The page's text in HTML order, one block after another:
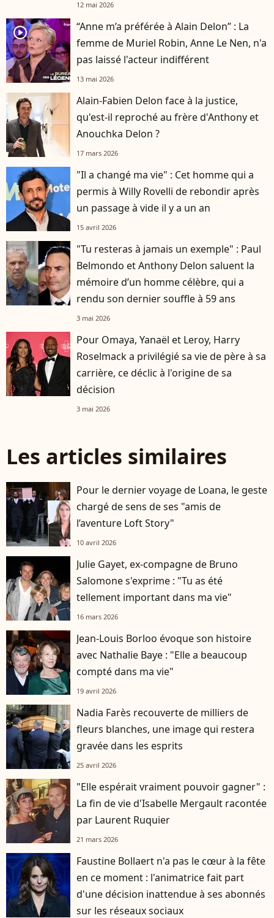
12 mai 2026
player2
“Anne m’a préférée à Alain Delon” : La
femme de Muriel Robin, Anne Le Nen, n'a
pas laissé l'acteur indifférent
13 mai 2026
Alain-Fabien Delon face à la justice,
qu'est-il reproché au frère d'Anthony et
Anouchka Delon ?
17 mars 2026
"Il a changé ma vie" : Cet homme qui a
permis à Willy Rovelli de rebondir après
un passage à vide il y a un an
15 avril 2026
"Tu resteras à jamais un exemple" : Paul
Belmondo et Anthony Delon saluent la
mémoire d’un homme célèbre, qui a
rendu son dernier souffle à 59 ans
3 mai 2026
Pour Omaya, Yanaël et Leroy, Harry
Roselmack a privilégié sa vie de père à sa
carrière, ce déclic à l'origine de sa
décision
3 mai 2026
Les articles similaires
Pour le dernier voyage de Loana, le geste
chargé de sens de ses "amis de
l’aventure Loft Story"
10 avril 2026
Julie Gayet, ex-compagne de Bruno
Salomone s'exprime : "Tu as été
tellement important dans ma vie"
16 mars 2026
Jean-Louis Borloo évoque son histoire
avec Nathalie Baye : "Elle a beaucoup
compté dans ma vie"
19 avril 2026
Nadia Farès recouverte de milliers de
fleurs blanches, une image qui restera
gravée dans les esprits
25 avril 2026
"Elle espérait vraiment pouvoir gagner" :
La fin de vie d'Isabelle Mergault racontée
par Laurent Ruquier
21 mars 2026
Faustine Bollaert n'a pas le cœur à la fête
en ce moment : l'animatrice fait part
d'une décision inattendue à ses abonnés
sur les réseaux sociaux